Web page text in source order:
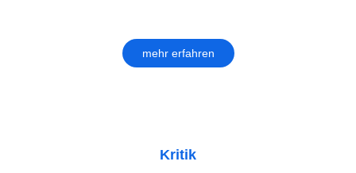
mehr erfahren
Kritik